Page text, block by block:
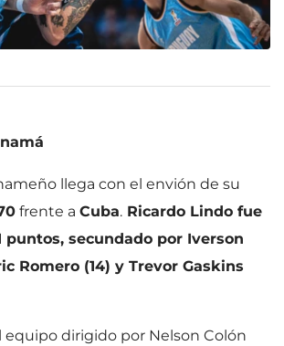
llega con el envión de su
frente a Cuba. Ricardo Lindo fue
puntos, secundado por Iverson
Romero (14) y Trevor Gaskins
equipo dirigido por Nelson Colón